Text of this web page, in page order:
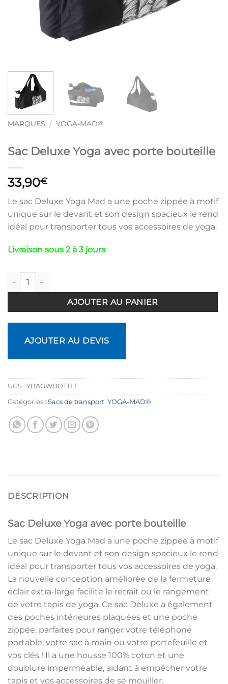
MARQUES / YOGA-MAD®
Sac Deluxe Yoga avec porte bouteille
33,90€
Le sac Deluxe Yoga Mad a une poche zippée à motif
unique sur le devant et son design spacieux le rend
idéal pour transporter tous vos accessoires de yoga.
Livraison sous 2 à 3 jours
quantité de Sac Deluxe Yoga avec porte bouteille
AJOUTER AU PANIER
AJOUTER AU DEVIS
UGS : YBAGWBOTTLE
Catégories : Sacs de transport, YOGA-MAD®
DESCRIPTION
Sac Deluxe Yoga avec porte bouteille
Le sac Deluxe Yoga Mad a une poche zippée à motif
unique sur le devant et son design spacieux le rend
idéal pour transporter tous vos accessoires de yoga.
La nouvelle conception améliorée de la fermeture
éclair extra-large facilite le retrait ou le rangement
de votre tapis de yoga. Ce sac Deluxe a également
des poches intérieures plaquées et une poche
zippée, parfaites pour ranger votre téléphone
portable, votre sac à main ou votre portefeuille et
vos clés ! Il a une housse 100% coton et une
doublure imperméable, aidant à empêcher votre
tapis et vos accessoires de se mouiller.